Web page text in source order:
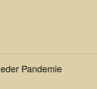
Pandemie